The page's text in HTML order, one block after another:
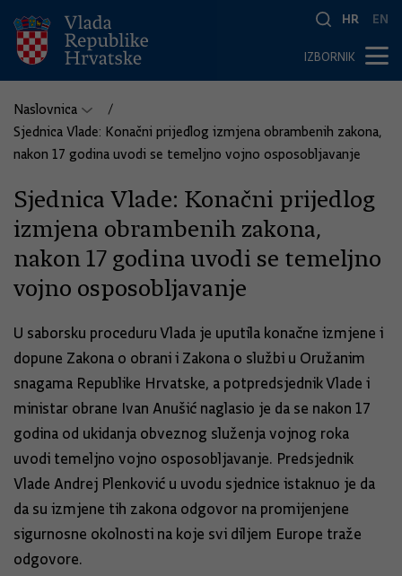
HR EN
IZBORNIK
Naslovnica
Sjednica Vlade: Konačni prijedlog izmjena obrambenih zakona,
nakon 17 godina uvodi se temeljno vojno osposobljavanje
Sjednica Vlade: Konačni prijedlog
izmjena obrambenih zakona,
nakon 17 godina uvodi se temeljno
vojno osposobljavanje
U saborsku proceduru Vlada je uputila konačne izmjene i
dopune Zakona o obrani i Zakona o službi u Oružanim
snagama Republike Hrvatske, a potpredsjednik Vlade i
ministar obrane Ivan Anušić naglasio je da se nakon 17
godina od ukidanja obveznog služenja vojnog roka
uvodi temeljno vojno osposobljavanje. Predsjednik
Vlade Andrej Plenković u uvodu sjednice istaknuo je da
da su izmjene tih zakona odgovor na promijenjene
sigurnosne okolnosti na koje svi diljem Europe traže
odgovore.